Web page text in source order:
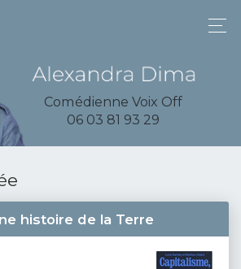
Comédienne Voix Off
06 03 81 93 29
histoire de la Terre